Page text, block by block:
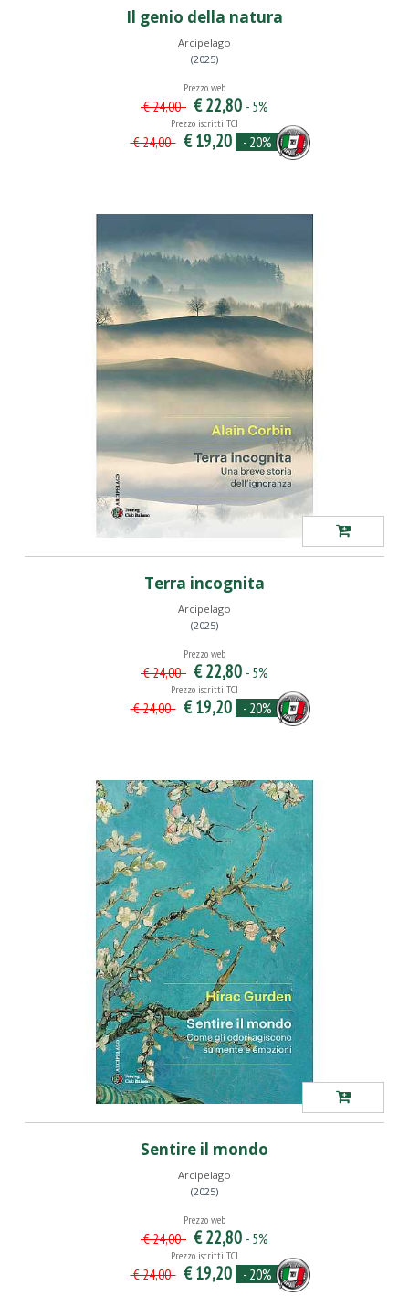
Il genio della natura
Arcipelago
(2025)
Prezzo web
€ 24,00 € 22,80 - 5%
Prezzo iscritti TCI
€ 24,00 € 19,20 - 20%
Terra incognita
Arcipelago
(2025)
Prezzo web
€ 24,00 € 22,80 - 5%
Prezzo iscritti TCI
€ 24,00 € 19,20 - 20%
Sentire il mondo
Arcipelago
(2025)
Prezzo web
€ 24,00 € 22,80 - 5%
Prezzo iscritti TCI
€ 24,00 € 19,20 - 20%